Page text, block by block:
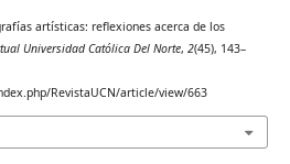
artísticas: reflexiones acerca de los
Universidad Católica Del Norte, 2(45), 143–
RevistaUCN/article/view/663